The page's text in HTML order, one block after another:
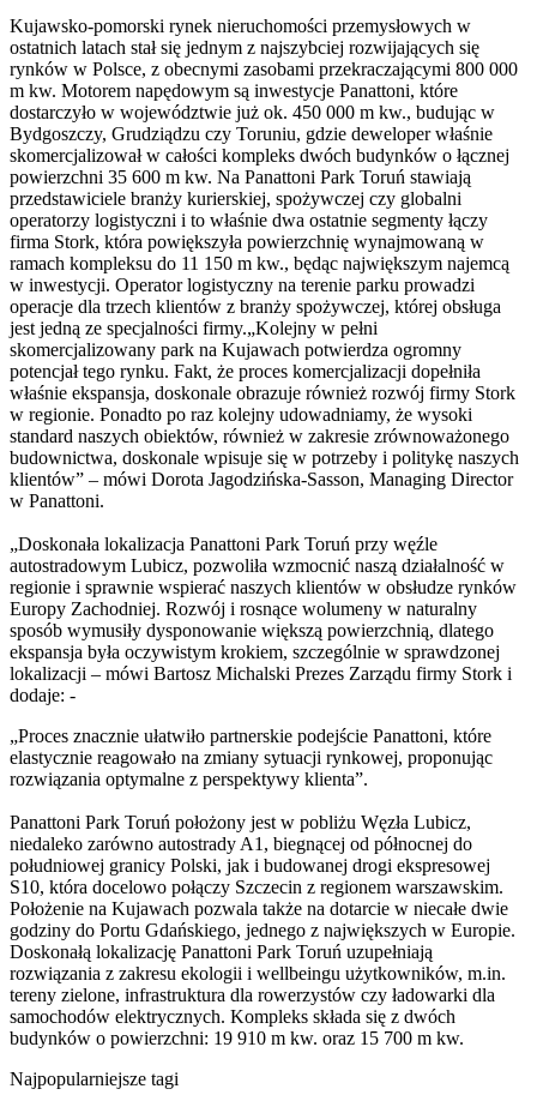
Kujawsko-pomorski rynek nieruchomości przemysłowych w
ostatnich latach stał się jednym z najszybciej rozwijających się
rynków w Polsce, z obecnymi zasobami przekraczającymi 800 000
m kw. Motorem napędowym są inwestycje Panattoni, które
dostarczyło w województwie już ok. 450 000 m kw., budując w
Bydgoszczy, Grudziądzu czy Toruniu, gdzie deweloper właśnie
skomercjalizował w całości kompleks dwóch budynków o łącznej
powierzchni 35 600 m kw. Na Panattoni Park Toruń stawiają
przedstawiciele branży kurierskiej, spożywczej czy globalni
operatorzy logistyczni i to właśnie dwa ostatnie segmenty łączy
firma Stork, która powiększyła powierzchnię wynajmowaną w
ramach kompleksu do 11 150 m kw., będąc największym najemcą
w inwestycji. Operator logistyczny na terenie parku prowadzi
operacje dla trzech klientów z branży spożywczej, której obsługa
jest jedną ze specjalności firmy.„Kolejny w pełni
skomercjalizowany park na Kujawach potwierdza ogromny
potencjał tego rynku. Fakt, że proces komercjalizacji dopełniła
właśnie ekspansja, doskonale obrazuje również rozwój firmy Stork
w regionie. Ponadto po raz kolejny udowadniamy, że wysoki
standard naszych obiektów, również w zakresie zrównoważonego
budownictwa, doskonale wpisuje się w potrzeby i politykę naszych
klientów” – mówi Dorota Jagodzińska-Sasson, Managing Director
w Panattoni.
„Doskonała lokalizacja Panattoni Park Toruń przy węźle
autostradowym Lubicz, pozwoliła wzmocnić naszą działalność w
regionie i sprawnie wspierać naszych klientów w obsłudze rynków
Europy Zachodniej. Rozwój i rosnące wolumeny w naturalny
sposób wymusiły dysponowanie większą powierzchnią, dlatego
ekspansja była oczywistym krokiem, szczególnie w sprawdzonej
lokalizacji – mówi Bartosz Michalski Prezes Zarządu firmy Stork i
dodaje: -
„Proces znacznie ułatwiło partnerskie podejście Panattoni, które
elastycznie reagowało na zmiany sytuacji rynkowej, proponując
rozwiązania optymalne z perspektywy klienta”.
Panattoni Park Toruń położony jest w pobliżu Węzła Lubicz,
niedaleko zarówno autostrady A1, biegnącej od północnej do
południowej granicy Polski, jak i budowanej drogi ekspresowej
S10, która docelowo połączy Szczecin z regionem warszawskim.
Położenie na Kujawach pozwala także na dotarcie w niecałe dwie
godziny do Portu Gdańskiego, jednego z największych w Europie.
Doskonałą lokalizację Panattoni Park Toruń uzupełniają
rozwiązania z zakresu ekologii i wellbeingu użytkowników, m.in.
tereny zielone, infrastruktura dla rowerzystów czy ładowarki dla
samochodów elektrycznych. Kompleks składa się z dwóch
budynków o powierzchni: 19 910 m kw. oraz 15 700 m kw.
Najpopularniejsze tagi